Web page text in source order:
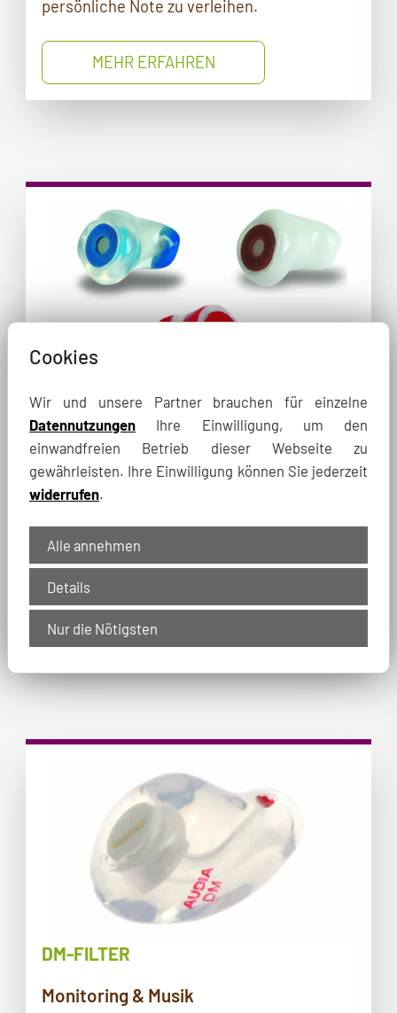
persönliche Note zu verleihen.
MEHR ERFAHREN
ELACIN®
Monitoring & Musik
Der High-End Gehörschutz für
Musikerprofis besteht aus weichem Silikon
für angenehmen Tragekomfort. Durch drei
lineare Filter wird eine optimale Dämmung
erlangt. Filter mit Dämmwerten: ER 9 SNR 8
dB, ER 15 SNR 16 dB*, ER 25 SNR 23 dB*
DM-FILTER
Monitoring & Musik
Cookies
Wir und unsere Partner brauchen für einzelne
Datennutzungen Ihre Einwilligung, um den
einwandfreien Betrieb dieser Webseite zu
gewährleisten. Ihre Einwilligung können Sie jederzeit
widerrufen.
Alle annehmen
Details
Nur die Nötigsten